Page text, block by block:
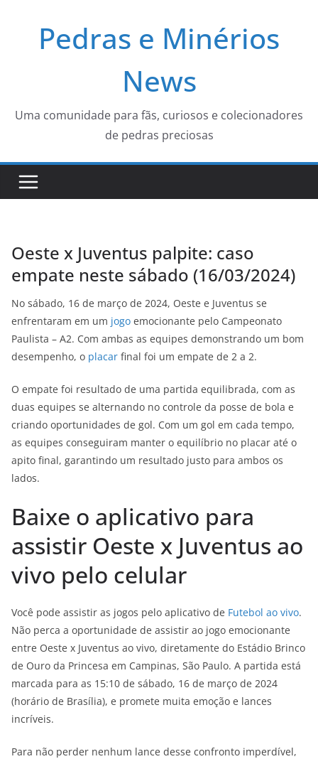
Pedras e Minérios
News
Uma comunidade para fãs, curiosos e colecionadores
de pedras preciosas
Oeste x Juventus palpite: caso
empate neste sábado (16/03/2024)
No sábado, 16 de março de 2024, Oeste e Juventus se
enfrentaram em um jogo emocionante pelo Campeonato
Paulista – A2. Com ambas as equipes demonstrando um bom
desempenho, o placar final foi um empate de 2 a 2.
O empate foi resultado de uma partida equilibrada, com as
duas equipes se alternando no controle da posse de bola e
criando oportunidades de gol. Com um gol em cada tempo,
as equipes conseguiram manter o equilíbrio no placar até o
apito final, garantindo um resultado justo para ambos os
lados.
Baixe o aplicativo para
assistir Oeste x Juventus ao
vivo pelo celular
Você pode assistir as jogos pelo aplicativo de Futebol ao vivo.
Não perca a oportunidade de assistir ao jogo emocionante
entre Oeste x Juventus ao vivo, diretamente do Estádio Brinco
de Ouro da Princesa em Campinas, São Paulo. A partida está
marcada para as 15:10 de sábado, 16 de março de 2024
(horário de Brasília), e promete muita emoção e lances
incríveis.
Para não perder nenhum lance desse confronto imperdível,